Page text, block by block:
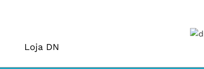
Loja DN